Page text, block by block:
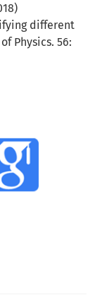
different
Physics. 56: